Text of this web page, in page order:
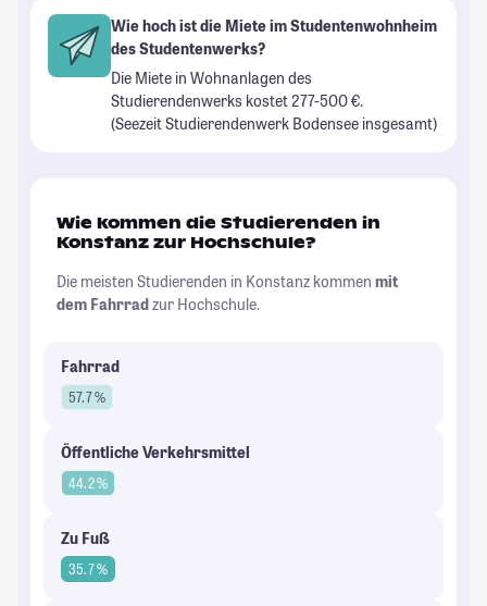
Wie hoch ist die Miete im Studentenwohnheim
des Studentenwerks?
Die Miete in Wohnanlagen des
Studierendenwerks kostet 277-500 €.
(Seezeit Studierendenwerk Bodensee insgesamt)
Wie kommen die Studierenden in
Konstanz zur Hochschule?
Die meisten Studierenden in Konstanz kommen mit
dem Fahrradzur Hochschule.
Fahrrad
57.7 %
Öffentliche Verkehrsmittel
44.2 %
Zu Fuß
35.7 %